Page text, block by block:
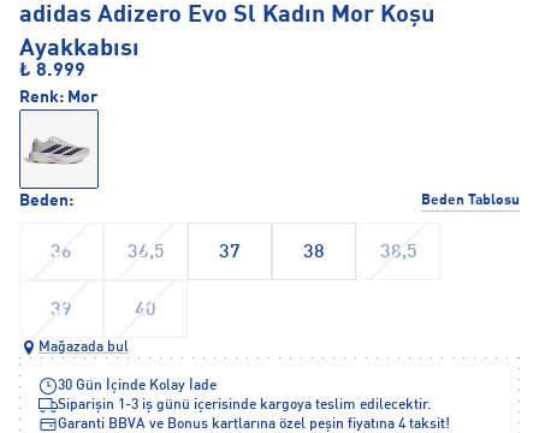
adidas Adizero Evo Sl Kadın Mor Koşu
Ayakkabısı
₺ 8.999
Beden: Beden Tablosu
36 36,5 37 38 38,5
39 40
Renk: Mor
Mağazada bul
30 Gün İçinde Kolay İade
Siparişin 1-3 iş günü içerisinde kargoya teslim edilecektir.
Garanti BBVA ve Bonus kartlarına özel peşin fiyatına 4 taksit!